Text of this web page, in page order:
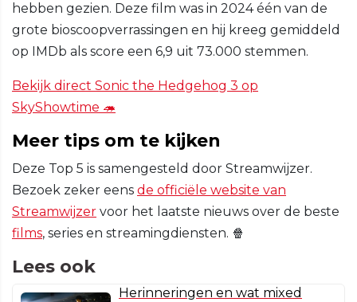
hebben gezien. Deze film was in 2024 één van de
grote bioscoopverrassingen en hij kreeg gemiddeld
op IMDb als score een 6,9 uit 73.000 stemmen.
Bekijk direct Sonic the Hedgehog 3 op
SkyShowtime 🦔
Meer tips om te kijken
Deze Top 5 is samengesteld door Streamwijzer.
Bezoek zeker eens de officiële website van
Streamwijzer voor het laatste nieuws over de beste
films, series en streamingdiensten. 🍿
Lees ook
Herinneringen en wat mixed